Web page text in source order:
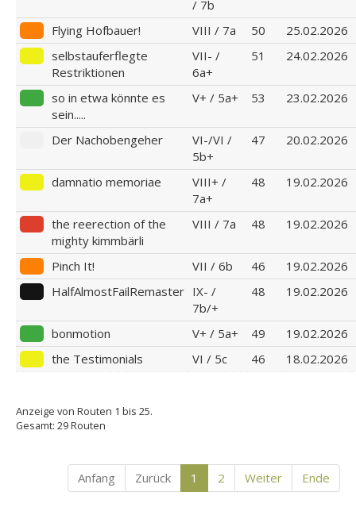
/ 7b
Flying Hofbauer!
VIII / 7a 50
25.02.2026
selbstauferflegte
Restriktionen
VII- /
6a+
51 24.02.2026
so in etwa könnte es
sein.....
V+ / 5a+ 53 23.02.2026
Der Nachobengeher
VI-/VI /
5b+
47 20.02.2026
damnatio memoriae
VIII+ /
7a+
48 19.02.2026
the reerection of the
mighty kimmbärli
VIII / 7a 48 19.02.2026
Pinch It! VII / 6b 46
19.02.2026
HalfAlmostFailRemaster IX- /
7b/+
48 19.02.2026
bonmotion V+ / 5a+ 49
19.02.2026
the Testimonials
VI / 5c 46 18.02.2026
Anzeige von Routen 1 bis 25.
Gesamt: 29 Routen
Anfang Zurück 1 2 Weiter Ende